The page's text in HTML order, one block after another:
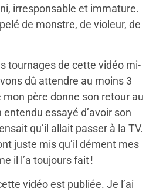
irresponsable et immature.
de monstre, de violeur, de
tournages de cette vidéo mi-
dû attendre au moins 3
père donne son retour au
essayé d’avoir son
qu’il allait passer à la TV.
juste mis qu’il dément mes
il l’a toujours fait !
vidéo est publiée. Je l’ai